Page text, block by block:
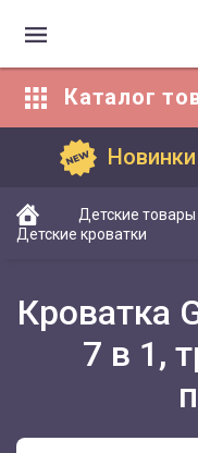
Каталог
Новинки
Детские товары
Детские кроватки
Кроватка
7 в 1,